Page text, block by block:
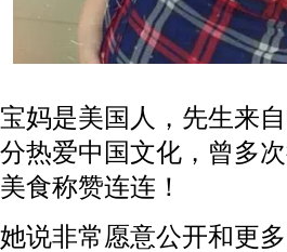
宝妈是美国人，先生来
分热爱中国文化，曾多
美食称赞连连！
她说非常愿意公开和更